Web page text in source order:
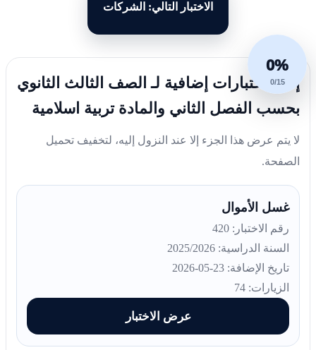
الاختبار التالي: الشركات
0%
0/15
إليك اختبارات إضافية لـ الصف الثالث الثانوي
بحسب الفصل الثاني والمادة تربية اسلامية
لا يتم عرض هذا الجزء إلا عند النزول إليه، لتخفيف تحميل
الصفحة.
غسل الأموال
رقم الاختبار: 420
السنة الدراسية: 2025/2026
تاريخ الإضافة: 23-05-2026
الزيارات: 74
عرض الاختبار